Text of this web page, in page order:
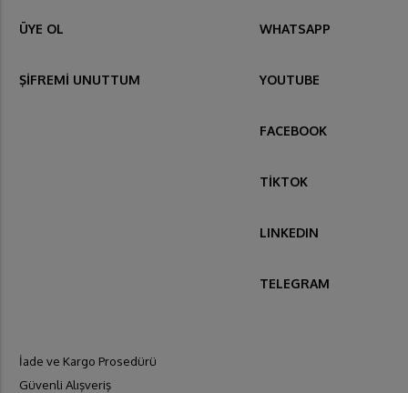
ÜYE OL
ŞİFREMİ UNUTTUM
WHATSAPP
YOUTUBE
FACEBOOK
TİKTOK
LINKEDIN
TELEGRAM
İade ve Kargo Prosedürü
Güvenli Alışveriş